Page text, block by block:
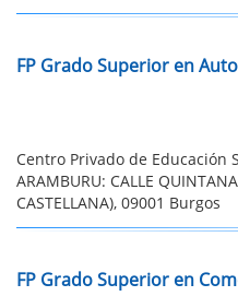
FP Grado Superior en
Centro Privado de Educación
ARAMBURU: CALLE
CASTELLANA), 09001 Burgos
FP Grado Superior en